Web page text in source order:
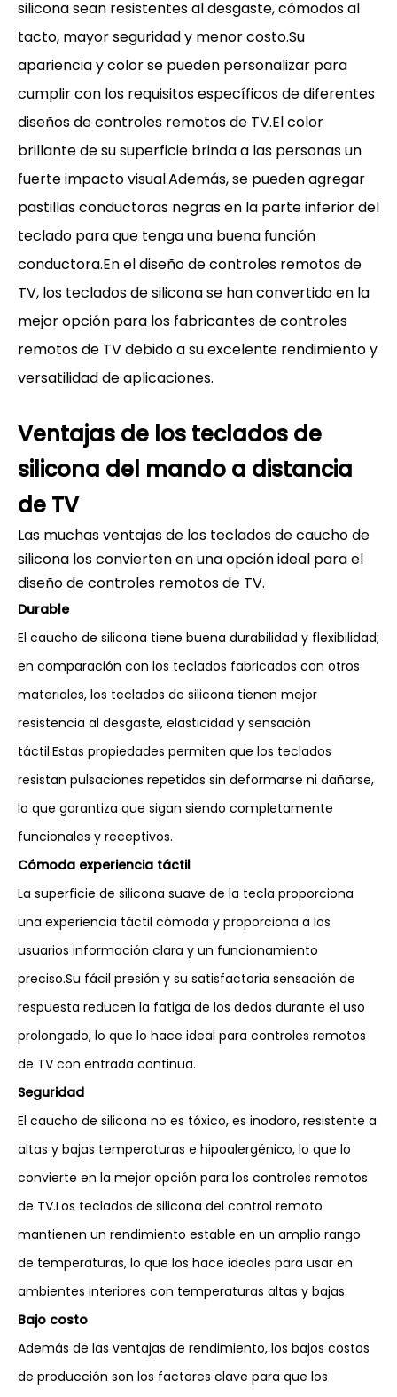
silicona sean resistentes al desgaste, cómodos al
tacto, mayor seguridad y menor costo.Su
apariencia y color se pueden personalizar para
cumplir con los requisitos específicos de diferentes
diseños de controles remotos de TV.El color
brillante de su superficie brinda a las personas un
fuerte impacto visual.Además, se pueden agregar
pastillas conductoras negras en la parte inferior del
teclado para que tenga una buena función
conductora.En el diseño de controles remotos de
TV, los teclados de silicona se han convertido en la
mejor opción para los fabricantes de controles
remotos de TV debido a su excelente rendimiento y
versatilidad de aplicaciones.
Ventajas de los teclados de
silicona del mando a distancia
de TV
Las muchas ventajas de los teclados de caucho de
silicona los convierten en una opción ideal para el
diseño de controles remotos de TV.
Durable
El caucho de silicona tiene buena durabilidad y flexibilidad;
en comparación con los teclados fabricados con otros
materiales, los teclados de silicona tienen mejor
resistencia al desgaste, elasticidad y sensación
táctil.Estas propiedades permiten que los teclados
resistan pulsaciones repetidas sin deformarse ni dañarse,
lo que garantiza que sigan siendo completamente
funcionales y receptivos.
Cómoda experiencia táctil
La superficie de silicona suave de la tecla proporciona
una experiencia táctil cómoda y proporciona a los
usuarios información clara y un funcionamiento
preciso.Su fácil presión y su satisfactoria sensación de
respuesta reducen la fatiga de los dedos durante el uso
prolongado, lo que lo hace ideal para controles remotos
de TV con entrada continua.
Seguridad
El caucho de silicona no es tóxico, es inodoro, resistente a
altas y bajas temperaturas e hipoalergénico, lo que lo
convierte en la mejor opción para los controles remotos
de TV.Los teclados de silicona del control remoto
mantienen un rendimiento estable en un amplio rango
de temperaturas, lo que los hace ideales para usar en
ambientes interiores con temperaturas altas y bajas.
Bajo costo
Además de las ventajas de rendimiento, los bajos costos
de producción son los factores clave para que los